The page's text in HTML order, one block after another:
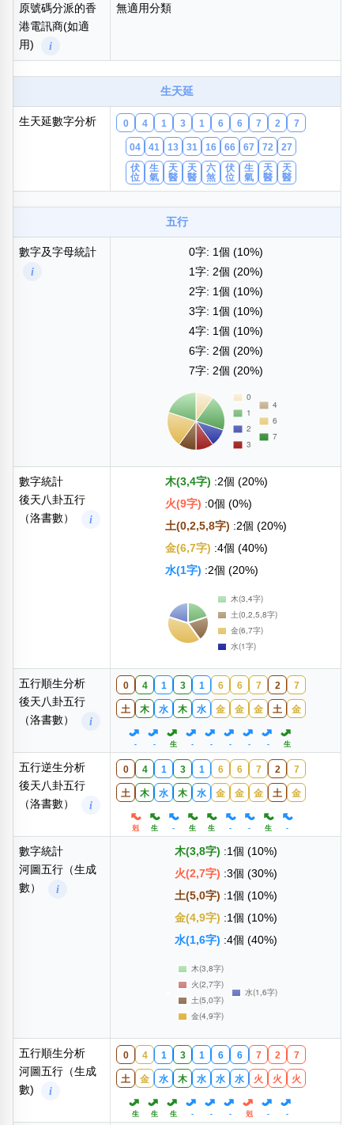
幸運分類
基本分類
位置分類
包含數字
次數分類
清除全部分類
搜尋
原號碼分派的香
港電訊商(如適
用)
i
無適用分類
生天延
生天延數字分析 0 4 1 3 1 6 6 7 2 7
04 41 13 31 16 66 67 72 27
伏
位
生
氣
天
醫
天
醫
六
煞
伏
位
生
氣
天
醫
天
醫
五行
數字及字母統計
i
0字: 1個 (10%)
1字: 2個 (20%)
2字: 1個 (10%)
3字: 1個 (10%)
4字: 1個 (10%)
6字: 2個 (20%)
7字: 2個 (20%)
數字統計
後天八卦五行
（洛書數）
i
木(3,4字) :2個 (20%)
火(9字) :0個 (0%)
土(0,2,5,8字) :2個 (20%)
金(6,7字) :4個 (40%)
水(1字) :2個 (20%)
五行順生分析
後天八卦五行
（洛書數）
i
0 4 1 3 1 6 6 7 2 7
土 木 水 木 水 金 金 金 土 金
- - 生 - - - - - 生
五行逆生分析
後天八卦五行
（洛書數）
i
0 4 1 3 1 6 6 7 2 7
土 木 水 木 水 金 金 金 土 金
剋 生 - 生 生 - - 生 -
數字統計
河圖五行（生成
數）
i
木(3,8字) :1個 (10%)
火(2,7字) :3個 (30%)
土(5,0字) :1個 (10%)
金(4,9字) :1個 (10%)
水(1,6字) :4個 (40%)
五行順生分析
河圖五行（生成
數)
i
0 4 1 3 1 6 6 7 2 7
土 金 水 木 水 水 水 火 火 火
生 生 生 - - - 剋 - -